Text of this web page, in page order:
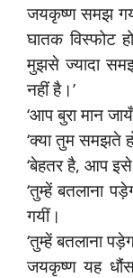
जयकृष्ण समझ
घातक विस्फोट
मुझसे ज्यादा
नहीं है।’
‘आप बुरा मान
‘क्या तुम समझते
‘बेहतर है, आप
‘तुम्हें बतलाना
गयीं।
‘तुम्हें बतलाना
जयकृष्ण यह